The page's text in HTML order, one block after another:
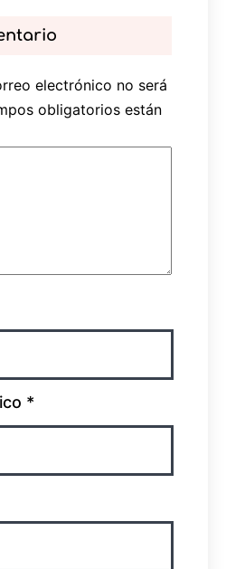
electrónico no será
obligatorios están
*